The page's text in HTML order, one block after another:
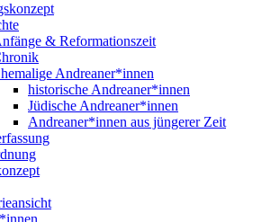
& Reformationszeit
Andreaner*innen
historische Andreaner*innen
Jüdische Andreaner*innen
Andreaner*innen aus jüngerer Zeit